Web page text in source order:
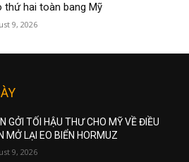
thứ hai toàn bang Mỹ
9, 2026
GỞI TỐI HẬU THƯ CHO MỸ VỀ ĐIỀU
MỞ LẠI EO BIỂN HORMUZ
9, 2026